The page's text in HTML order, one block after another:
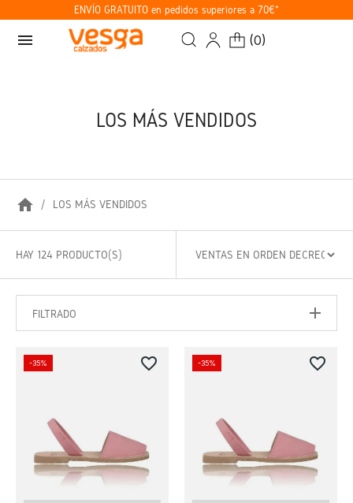
ENVÍO GRATUITO en pedidos superiores a 70€*
menu (0)
LOS MÁS VENDIDOS
home LOS MÁS VENDIDOS
HAY 124 PRODUCTO(S)
FILTRADO
-35% favorite_border -35% favorite_border